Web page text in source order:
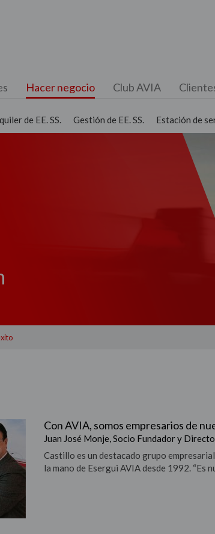
Hacer negocio Club AVIA
de EE. SS. Gestión de EE. SS. Estación de
Con AVIA, somos empresarios de
Juan José Monje, Socio Fundador y
Castillo es un destacado grupo
la mano de Esergui AVIA desde 1992. “Es